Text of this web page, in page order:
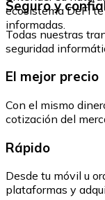
ecosistema DeFi
informadas.
Seguro y
Todas nuestras
seguridad
El mejor precio
Con el mismo
cotización del
Rápido
Desde tu móvil u
plataformas y